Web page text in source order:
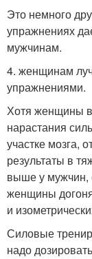
Это немного
упражнениях
мужчинам.
4. женщинам
упражнениями.
Хотя женщины
нарастания
участке мозга,
результаты в
выше у мужчин,
женщины
и
Силовые
надо